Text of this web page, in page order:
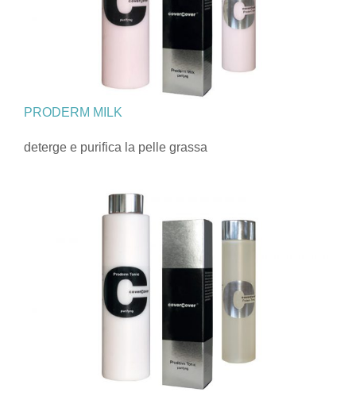
PRODERM MILK
deterge e purifica la pelle grassa